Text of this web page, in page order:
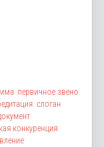
первичное звено
слоган
конкуренция